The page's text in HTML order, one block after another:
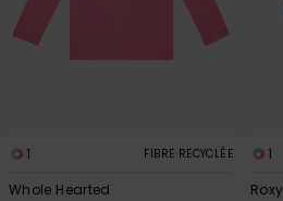
1 FIBRE RECYCLÉE
Whole Hearted
1